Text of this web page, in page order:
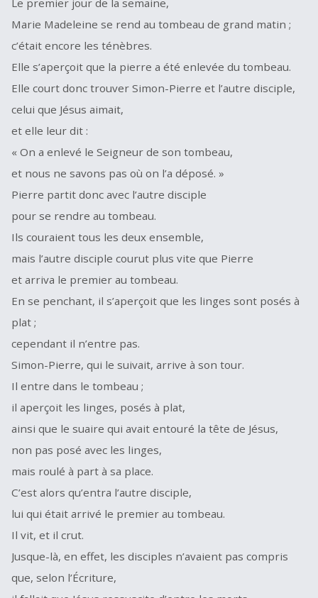
Le premier jour de la semaine,
Marie Madeleine se rend au tombeau de grand matin ;
c’était encore les ténèbres.
Elle s’aperçoit que la pierre a été enlevée du tombeau.
Elle court donc trouver Simon-Pierre et l’autre disciple,
celui que Jésus aimait,
et elle leur dit :
« On a enlevé le Seigneur de son tombeau,
et nous ne savons pas où on l’a déposé. »
Pierre partit donc avec l’autre disciple
pour se rendre au tombeau.
Ils couraient tous les deux ensemble,
mais l’autre disciple courut plus vite que Pierre
et arriva le premier au tombeau.
En se penchant, il s’aperçoit que les linges sont posés à
plat ;
cependant il n’entre pas.
Simon-Pierre, qui le suivait, arrive à son tour.
Il entre dans le tombeau ;
il aperçoit les linges, posés à plat,
ainsi que le suaire qui avait entouré la tête de Jésus,
non pas posé avec les linges,
mais roulé à part à sa place.
C’est alors qu’entra l’autre disciple,
lui qui était arrivé le premier au tombeau.
Il vit, et il crut.
Jusque-là, en effet, les disciples n’avaient pas compris
que, selon l’Écriture,